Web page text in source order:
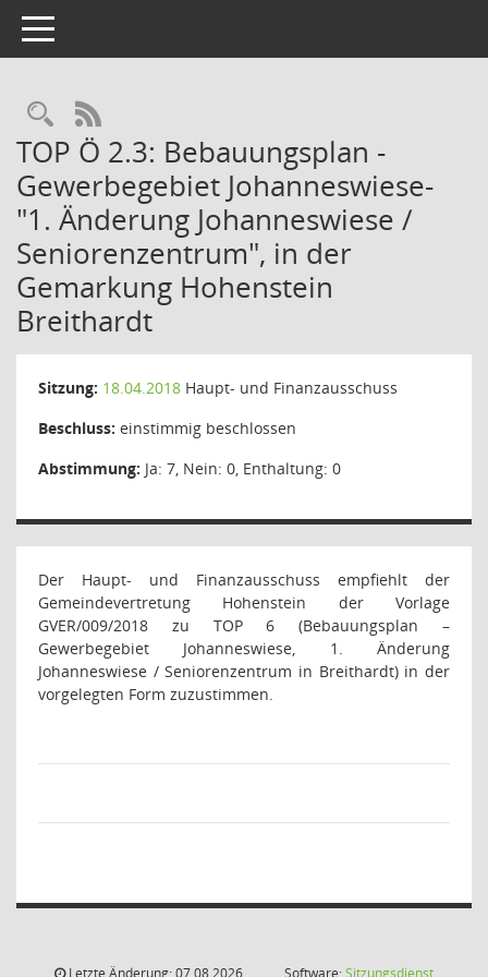
Toggle navigation
Rechercheauswahl
RSS-Feed
TOP Ö 2.3: Bebauungsplan -
Gewerbegebiet Johanneswiese-
"1. Änderung Johanneswiese /
Seniorenzentrum", in der
Gemarkung Hohenstein
Breithardt
Sitzung: 18.04.2018 Haupt- und Finanzausschuss
Beschluss: einstimmig beschlossen
Abstimmung: Ja: 7, Nein: 0, Enthaltung: 0
Der Haupt- und Finanzausschuss empfiehlt der
Gemeindevertretung Hohenstein der Vorlage
GVER/009/2018 zu TOP 6 (Bebauungsplan –
Gewerbegebiet Johanneswiese, 1. Änderung
Johanneswiese / Seniorenzentrum in Breithardt) in der
vorgelegten Form zuzustimmen.
Letzte Änderung: 07.08.2026 Software:Sitzungsdienst